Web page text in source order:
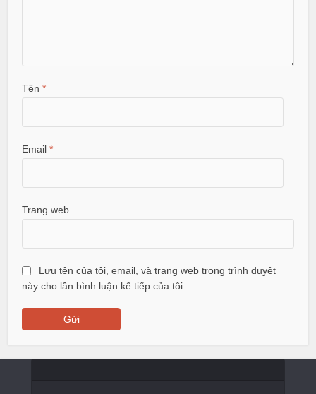
Tên*
Email*
Trang web
Lưu tên của tôi, email, và trang web trong trình duyệt
này cho lần bình luận kế tiếp của tôi.